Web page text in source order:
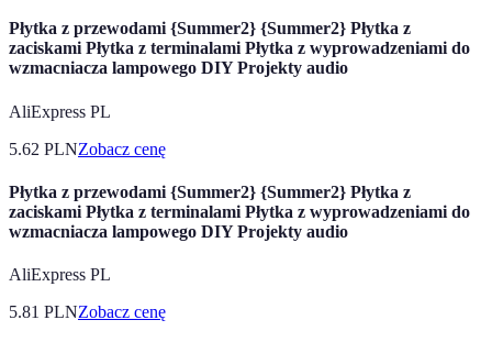
Płytka z przewodami {Summer2} {Summer2} Płytka z
zaciskami Płytka z terminalami Płytka z wyprowadzeniami do
wzmacniacza lampowego DIY Projekty audio
AliExpress PL
5.62 PLNZobacz cenę
Płytka z przewodami {Summer2} {Summer2} Płytka z
zaciskami Płytka z terminalami Płytka z wyprowadzeniami do
wzmacniacza lampowego DIY Projekty audio
AliExpress PL
5.81 PLNZobacz cenę